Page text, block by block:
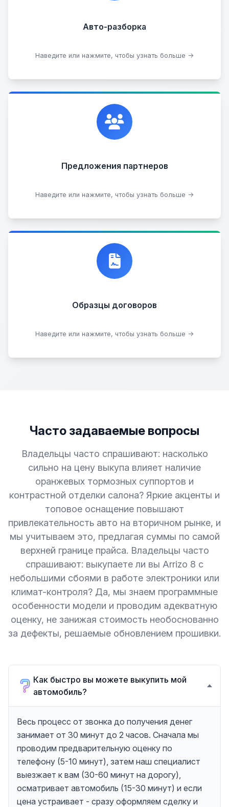
Авто-разборка
Наведите или нажмите, чтобы узнать больше →
Сдать на разборку
Предложения партнеров
Наведите или нажмите, чтобы узнать больше →
Сотрудничаем с лучшими организациями. Если у
вас есть интересные идеи, мы всегда открыты к
сотрудничеству.
Стать партнером
Образцы договоров
Наведите или нажмите, чтобы узнать больше →
Договор купли-продажи
Скачать образцы
Часто задаваемые вопросы
Владельцы часто спрашивают: насколько
сильно на цену выкупа влияет наличие
оранжевых тормозных суппортов и
контрастной отделки салона? Яркие акценты и
топовое оснащение повышают
привлекательность авто на вторичном рынке, и
мы учитываем это, предлагая суммы по самой
верхней границе прайса. Владельцы часто
спрашивают: выкупаете ли вы Arrizo 8 с
небольшими сбоями в работе электроники или
климат-контроля? Да, мы знаем программные
особенности модели и проводим адекватную
оценку, не занижая стоимость необоснованно
за дефекты, решаемые обновлением прошивки.
Как быстро вы можете выкупить мой
автомобиль?
Весь процесс от звонка до получения денег
занимает от 30 минут до 2 часов. Сначала мы
проводим предварительную оценку по
телефону (5-10 минут), затем наш специалист
выезжает к вам (30-60 минут на дорогу),
осматривает автомобиль (15-30 минут) и если
цена устраивает - сразу оформляем сделку и